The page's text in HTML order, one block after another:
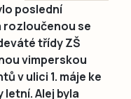
poslední
rozloučenou se
třídy ZŠ
vimperskou
v ulici 1. máje ke
letní. Alej byla